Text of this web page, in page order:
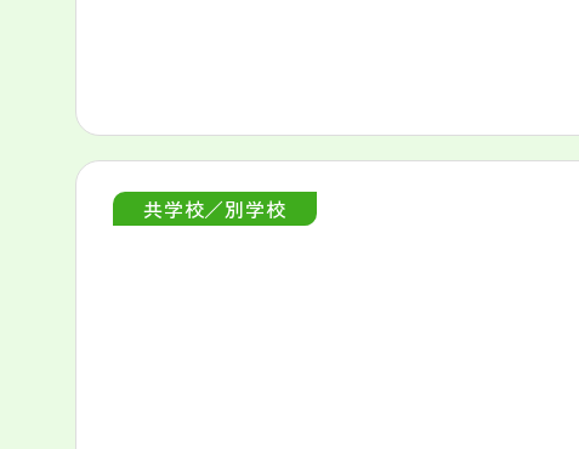
共学校／別学校